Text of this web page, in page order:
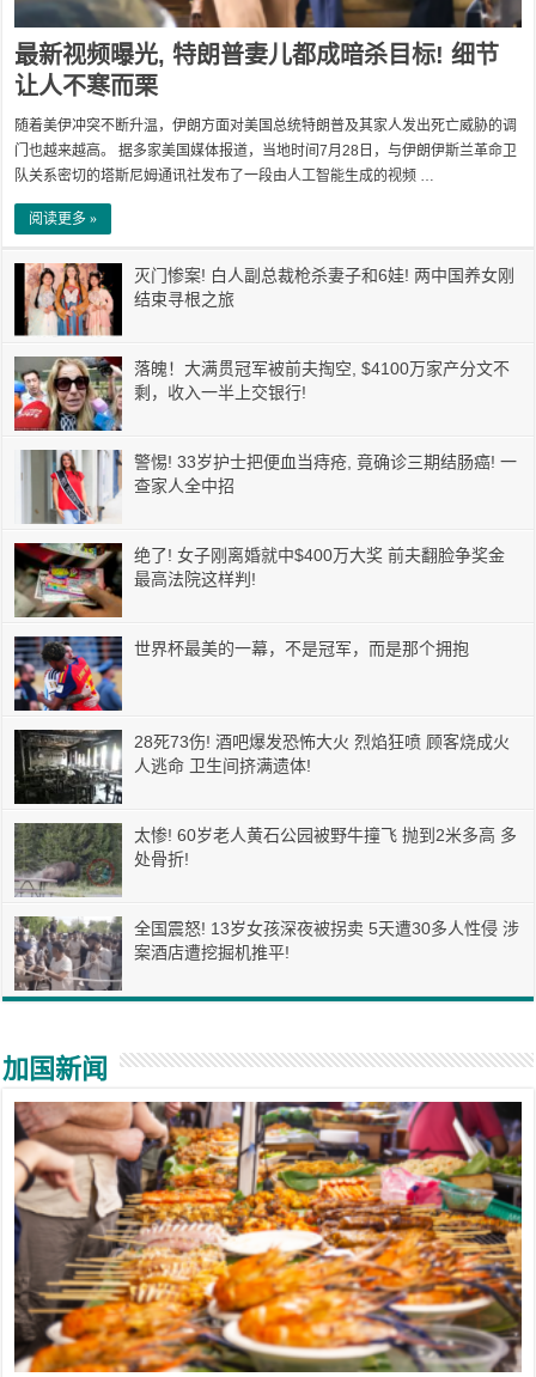
最新视频曝光, 特朗普妻儿都成暗杀目标! 细节
让人不寒而栗
随着美伊冲突不断升温，伊朗方面对美国总统特朗普及其家人发出死亡威胁的调
门也越来越高。 据多家美国媒体报道，当地时间7月28日，与伊朗伊斯兰革命卫
队关系密切的塔斯尼姆通讯社发布了一段由人工智能生成的视频 …
阅读更多 »
灭门惨案! 白人副总裁枪杀妻子和6娃! 两中国养女刚
结束寻根之旅
落魄！大满贯冠军被前夫掏空, $4100万家产分文不
剩，收入一半上交银行!
警惕! 33岁护士把便血当痔疮, 竟确诊三期结肠癌! 一
查家人全中招
绝了! 女子刚离婚就中$400万大奖 前夫翻脸争奖金
最高法院这样判!
世界杯最美的一幕，不是冠军，而是那个拥抱
28死73伤! 酒吧爆发恐怖大火 烈焰狂喷 顾客烧成火
人逃命 卫生间挤满遗体!
太惨! 60岁老人黄石公园被野牛撞飞 抛到2米多高 多
处骨折!
全国震怒! 13岁女孩深夜被拐卖 5天遭30多人性侵 涉
案酒店遭挖掘机推平!
加国新闻